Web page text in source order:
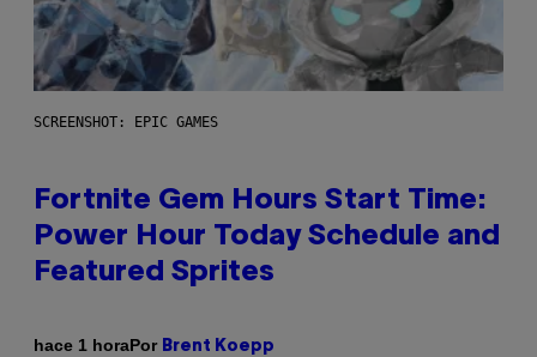
SCREENSHOT: EPIC GAMES
Fortnite Gem Hours Start Time:
Power Hour Today Schedule and
Featured Sprites
hace 1 horaPor Brent Koepp